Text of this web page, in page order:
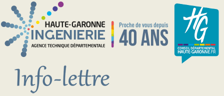
Aller au contenu principal